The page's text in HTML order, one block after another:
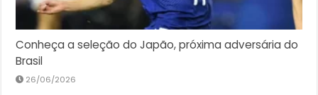
Conheça a seleção do Japão, próxima adversária do
Brasil
26/06/2026